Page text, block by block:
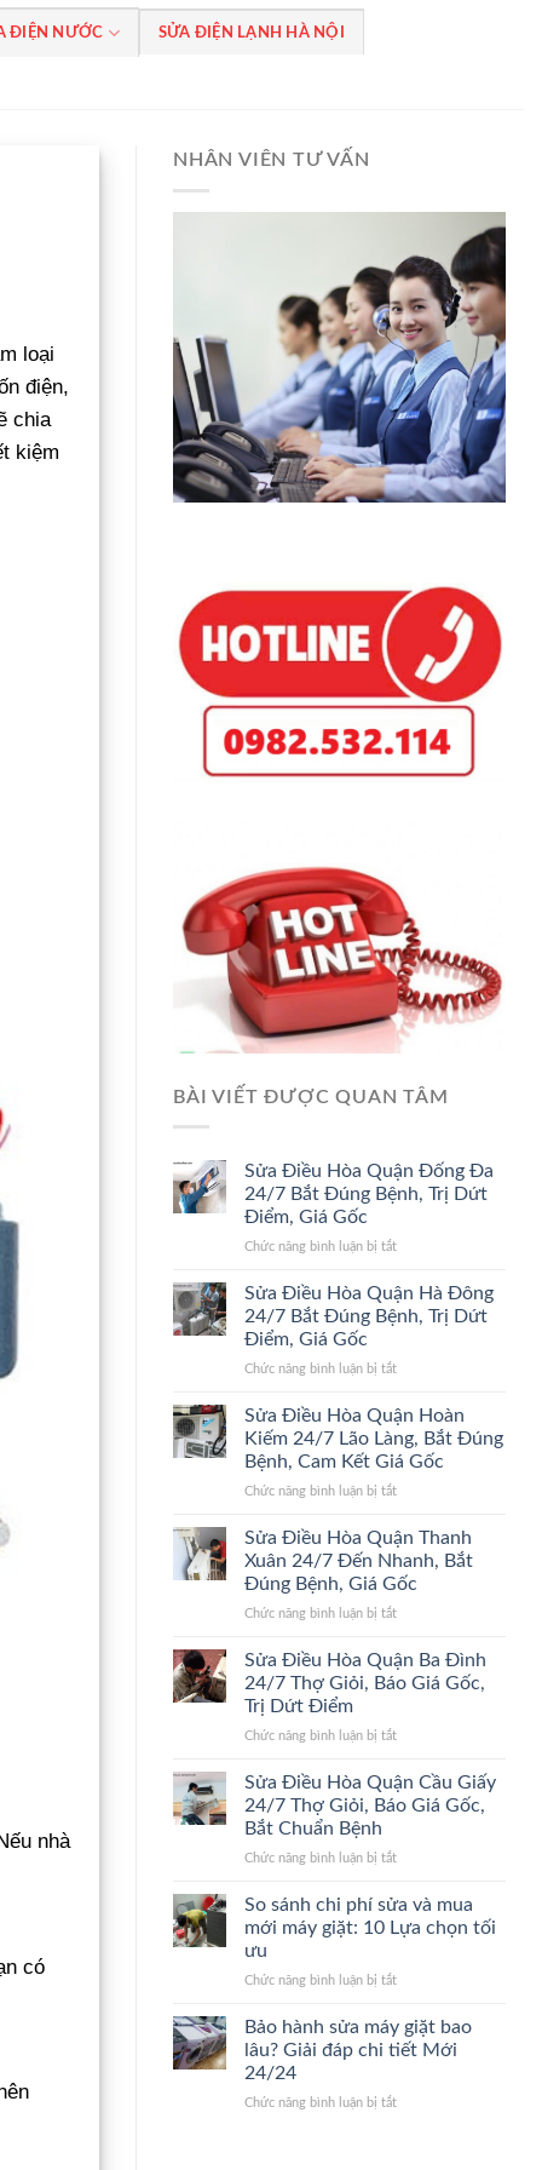
ĐIỆN NƯỚC SỬA ĐIỆN LẠNH HÀ NỘI
loại
điện,
chia
kiệm
nhà
có
NHÂN VIÊN TƯ VẤN
BÀI VIẾT ĐƯỢC QUAN TÂM
Sửa Điều Hòa Quận Đống Đa
24/7 Bắt Đúng Bệnh, Trị Dứt
Điểm, Giá Gốc
Chức năng bình luận bị tắtở
Điều
Hòa
Quận
Đa
Bắt
Đúng
Bệnh,
Dứt
Giá
Gốc
Sửa Điều Hòa Quận Hà Đông
24/7 Bắt Đúng Bệnh, Trị Dứt
Điểm, Giá Gốc
Chức năng bình luận bị tắtở
Điều
Quận
Hà
Đông
Bắt
Đúng
Bệnh,
Dứt
Giá
Gốc
Sửa Điều Hòa Quận Hoàn
Kiếm 24/7 Lão Làng, Bắt Đúng
Bệnh, Cam Kết Giá Gốc
Chức năng bình luận bị tắtở
Điều
Quận
Hoàn
Kiếm
Lão
Làng,
Bệnh,
Kết
Giá
Sửa Điều Hòa Quận Thanh
Xuân 24/7 Đến Nhanh, Bắt
Đúng Bệnh, Giá Gốc
Chức năng bình luận bị tắtở
Điều
Hòa
Xuân
Đến
Nhanh,
Bệnh,
Gốc
Sửa Điều Hòa Quận Ba Đình
24/7 Thợ Giỏi, Báo Giá Gốc,
Trị Dứt Điểm
Chức năng bình luận bị tắtở
Điều
Hòa
Đình
Thợ
Giỏi,
Báo
Gốc,
Dứt
Điểm
Sửa Điều Hòa Quận Cầu Giấy
24/7 Thợ Giỏi, Báo Giá Gốc,
Bắt Chuẩn Bệnh
Chức năng bình luận bị tắtở
Điều
Quận
Giấy
Thợ
Giỏi,
Gốc,
So sánh chi phí sửa và mua
mới máy giặt: 10 Lựa chọn tối
ưu
Chức năng bình luận bị tắtở
sánh
chi
và
Bảo hành sửa máy giặt bao
lâu? Giải đáp chi tiết Mới
24/24
Chức năng bình luận bị tắtở